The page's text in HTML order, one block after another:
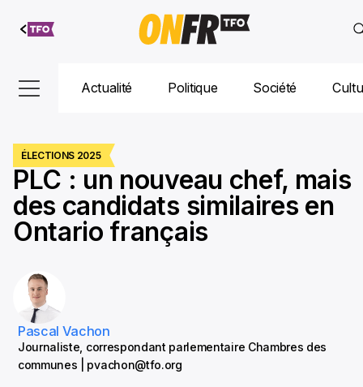
Aller au
contenu
Actualité Politique Société
ÉLECTIONS 2025
PLC : un nouveau chef, mais
des candidats similaires en
Ontario français
Pascal Vachon
Journaliste, correspondant parlementaire Chambres des
communes | pvachon@tfo.org